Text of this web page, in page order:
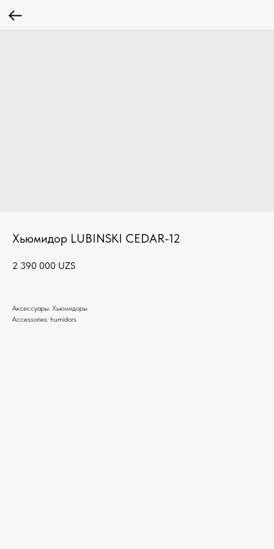
Хьюмидор LUBINSKI CEDAR-12
2 390 000 UZS
Аксессуары: Хьюмидоры
Accessories: humidors